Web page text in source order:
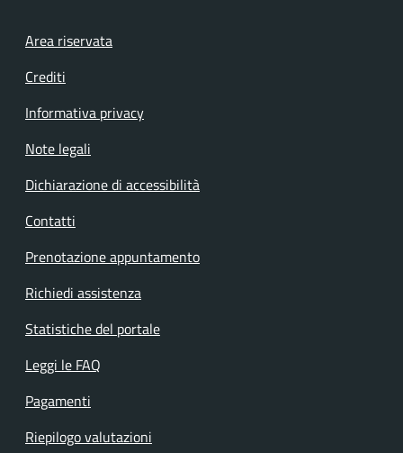
Footer menu
Area riservata
Crediti
Informativa privacy
Note legali
Dichiarazione di accessibilità
Contatti
Prenotazione appuntamento
Richiedi assistenza
Statistiche del portale
Leggi le FAQ
Pagamenti
Riepilogo valutazioni